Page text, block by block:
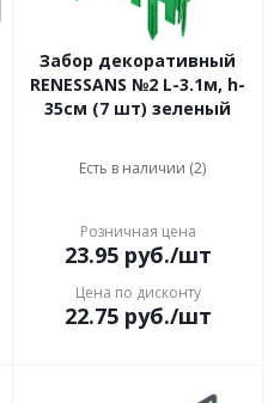
Забор декоративный
RENESSANS №2 L-3.1м, h-
35cм (7 шт) зеленый
Есть в наличии (2)
Розничная цена
23.95руб./шт
Цена по дисконту
22.75руб./шт